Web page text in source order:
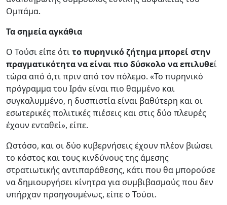
Ομπάμα.
Τα σημεία αγκάθια
Ο Τούσι είπε ότιτο πυρηνικό ζήτημα μπορεί στην
πραγματικότητα να είναι πιο δύσκολο να επιλυθεί
τώρα από ό,τι πριν από τον πόλεμο. «Το πυρηνικό
πρόγραμμα του Ιράν είναι πιο θαμμένο και
συγκαλυμμένο, η δυσπιστία είναι βαθύτερη και οι
εσωτερικές πολιτικές πιέσεις και στις δύο πλευρές
έχουν ενταθεί», είπε.
Ωστόσο, και οι δύο κυβερνήσεις έχουν πλέον βιώσει
το κόστος και τους κινδύνους της άμεσης
στρατιωτικής αντιπαράθεσης, κάτι που θα μπορούσε
να δημιουργήσει κίνητρα για συμβιβασμούς που δεν
υπήρχαν προηγουμένως, είπε ο Τούσι.